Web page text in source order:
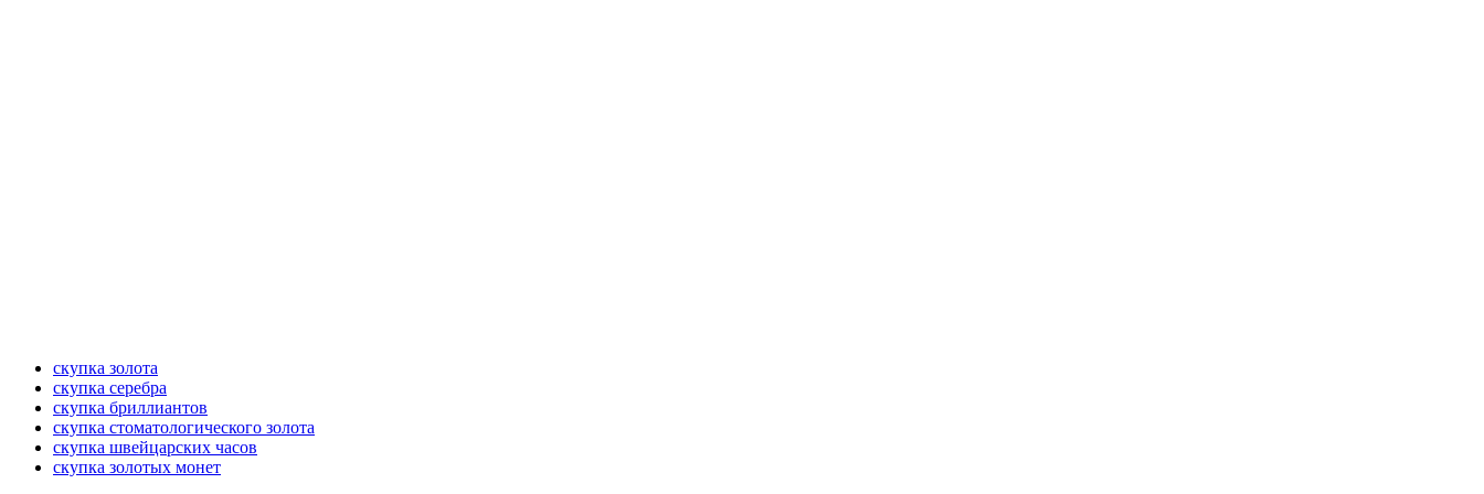
скупка золота
скупка серебра
скупка бриллиантов
скупка стоматологического золота
скупка швейцарских часов
скупка золотых монет